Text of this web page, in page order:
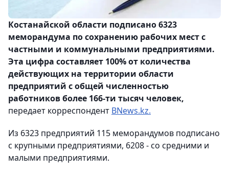
Костанайской области подписано 6323
меморандума по сохранению рабочих мест с
частными и коммунальными предприятиями.
Эта цифра составляет 100% от количества
действующих на территории области
предприятий с общей численностью
работников более 166-ти тысяч человек,
передает корреспондент BNews.kz.
Из 6323 предприятий 115 меморандумов подписано
с крупными предприятиями, 6208 - со средними и
малыми предприятиями.